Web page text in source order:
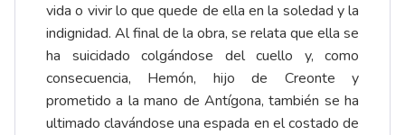
vida o vivir lo que quede de ella en la soledad y la
indignidad. Al final de la obra, se relata que ella se
ha suicidado colgándose del cuello y, como
consecuencia, Hemón, hijo de Creonte y
prometido a la mano de Antígona, también se ha
ultimado clavándose una espada en el costado de